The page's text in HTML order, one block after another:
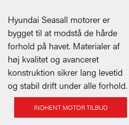
Hyundai Seasall motorer er
bygget til at modstå de hårde
forhold på havet. Materialer af
høj kvalitet og avanceret
konstruktion sikrer lang levetid
og stabil drift under alle forhold.
INDHENT MOTOR TILBUD